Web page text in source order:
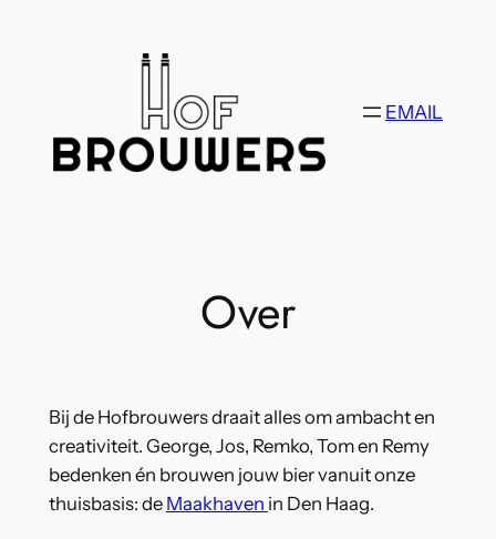
EMAIL
Over
Bij de Hofbrouwers draait alles om ambacht en
creativiteit. George, Jos, Remko, Tom en Remy
bedenken én brouwen jouw bier vanuit onze
thuisbasis: de Maakhaven in Den Haag.